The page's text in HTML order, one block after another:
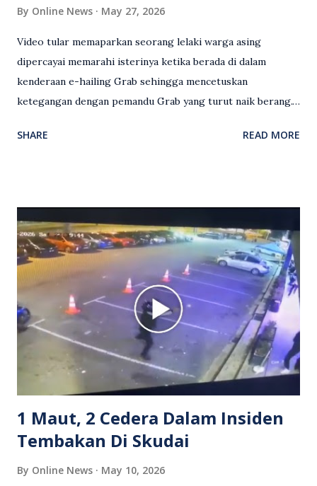
By Online News May 27, 2026
Video tular memaparkan seorang lelaki warga asing
dipercayai memarahi isterinya ketika berada di dalam
kenderaan e-hailing Grab sehingga mencetuskan
ketegangan dengan pemandu Grab yang turut naik berang.
antara seorang lelaki warga asing dengan pemandu Grab
Grab bertindak mempertahankan wanita terbabit sebelum
berlaku pertikaman lidah antara kedua-dua pihak. Video
berkenaan kini tular di media sosial dan mendapat pelbagai
reaksi orang ramai. Antara komen orang awam yang tular di
media sosial mengenai insiden tersebut ialah ramai yang
meluahkan rasa marah terhadap tindakan lelaki berkenaan
serta memuji pemandu Grab kerana campur tangan.
Sebahagian netizen turut meminta pihak berkuasa
mengambil tindakan tegas, manakala ada yang bersimpati
terhadap wanita dipercayai menjadi mangs...
SHARE READ MORE
1 Maut, 2 Cedera Dalam Insiden
Tembakan Di Skudai
By Online News May 10, 2026